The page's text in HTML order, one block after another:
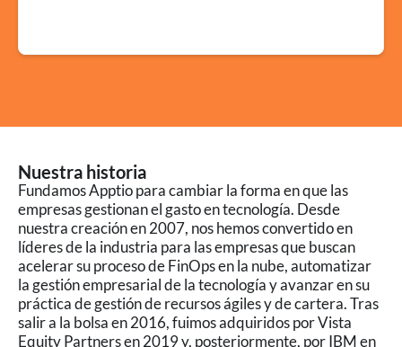
Nuestra historia
Fundamos Apptio para cambiar la forma en que las
empresas gestionan el gasto en tecnología. Desde
nuestra creación en 2007, nos hemos convertido en
líderes de la industria para las empresas que buscan
acelerar su proceso de FinOps en la nube, automatizar
la gestión empresarial de la tecnología y avanzar en su
práctica de gestión de recursos ágiles y de cartera. Tras
salir a la bolsa en 2016, fuimos adquiridos por Vista
Equity Partners en 2019 y, posteriormente, por IBM en